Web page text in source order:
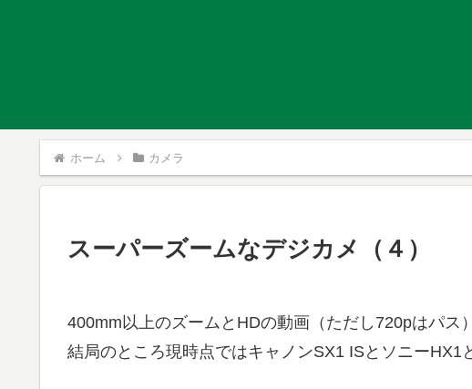
ホーム カメラ
スーパーズームなデジカメ（４）
400mm以上のズームとHDの動画（ただし720pはパス
結局のところ現時点ではキャノンSX1 ISとソニーHX1